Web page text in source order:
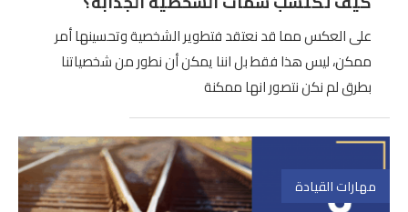
على العكس مما قد نعتقد فتطوير الشخصية وتحسينها أمر
ممكن، ليس هذا فقط بل اننا يمكن أن نطور من شخصياتنا
بطرق لم نكن نتصور انها ممكنة
مهارات القيادة